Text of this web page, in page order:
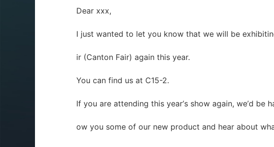
Dear xxx,
I just wanted to let you know that we will be
ir (Canton Fair) again this year.
You can find us at C15-2.
If you are attending this year’s show again, we’d be
ow you some of our new product and hear about